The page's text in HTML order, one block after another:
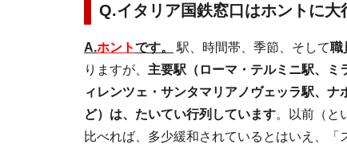
Q.イタリア国鉄窓口はホントに大
A.ホントです。 駅、時間帯、季節、そして職
りますが、 主要駅（ローマ・テルミニ駅、ミ
ィレンツェ・サンタマリアノヴェッラ駅、ナ
ど）は、たいてい行列しています。以前（と
比べれば、多少緩和されているとはいえ、「